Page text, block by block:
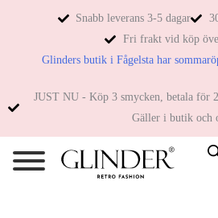
Snabb leverans 3-5 dagar
Fri frakt vid köp
Glinders butik i Fågelsta har
JUST NU - Köp 3 smycken, betala för
Gäller i butik och